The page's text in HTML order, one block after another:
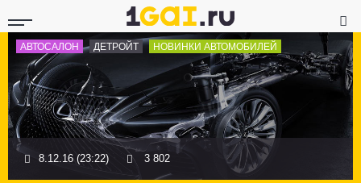
АВТОСАЛОН ДЕТРОЙТ НОВИНКИ АВТОМОБИЛЕЙ
8.12.16 (23:22) 3 802